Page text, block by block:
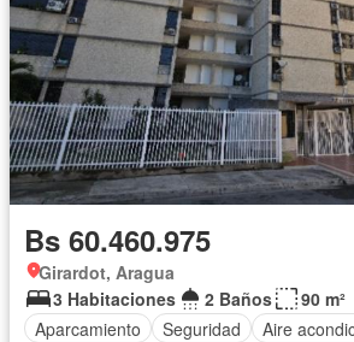
Bs 60.460.975
Girardot, Aragua
3 Habitaciones
2 Baños
90 m²
Aparcamiento
Seguridad
Aire